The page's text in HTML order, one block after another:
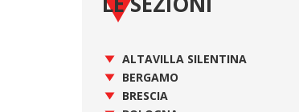
ALTAVILLA SILENTINA
BERGAMO
BRESCIA